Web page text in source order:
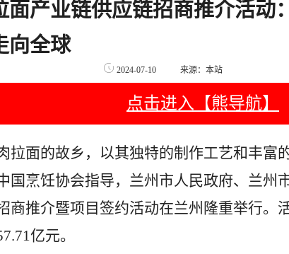
面产业链供应链招商推介活动
向全球
2024-07-10 来源：本站
点击进入【熊导航】
拉面的故乡，以其独特的制作工艺和丰富
国烹饪协会指导，兰州市人民政府、兰州
商推介暨项目签约活动在兰州隆重举行。
亿元。